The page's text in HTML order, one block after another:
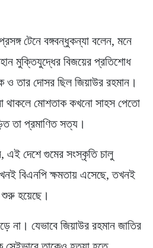
টেনে বঙ্গবন্ধুকন্যা বলেন, মনে
মুক্তিযুদ্ধের বিজয়ের প্রতিশোধ
ও তার দোসর ছিল জিয়াউর রহমান।
থাকলে মোশতাক কখনো সাহস পেতো
তা প্রমাণিত সত্য।
এই দেশে গুমের সংস্কৃতি চালু
বিএনপি ক্ষমতায় এসেছে, তখনই
শুরু হয়েছে।
না। যেভাবে জিয়াউর রহমান জাতির